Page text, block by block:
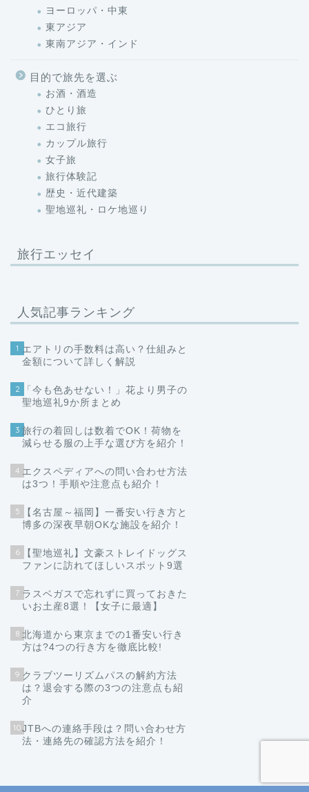
ヨーロッパ・中東
東アジア
東南アジア・インド
目的で旅先を選ぶ
お酒・酒造
ひとり旅
エコ旅行
カップル旅行
女子旅
旅行体験記
歴史・近代建築
聖地巡礼・ロケ地巡り
旅行エッセイ
人気記事ランキング
1 エアトリの手数料は高い？仕組みと
金額について詳しく解説
2
「今も色あせない！」花より男子の
聖地巡礼9か所まとめ
3 旅行の着回しは数着でOK！荷物を
減らせる服の上手な選び方を紹介！
4 エクスペディアへの問い合わせ方法
は3つ！手順や注意点も紹介！
5
【名古屋～福岡】一番安い行き方と
博多の深夜早朝OKな施設を紹介！
6
【聖地巡礼】文豪ストレイドッグス
ファンに訪れてほしいスポット9選
7 ラスベガスで忘れずに買っておきた
いお土産8選！【女子に最適】
8 北海道から東京までの1番安い行き
方は?4つの行き方を徹底比較!
9 クラブツーリズムパスの解約方法
は？退会する際の3つの注意点も紹
介
10JTBへの連絡手段は？問い合わせ方
法・連絡先の確認方法を紹介！